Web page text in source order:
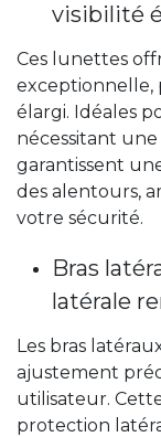
visibilité
Ces lunettes
exceptionnelle,
élargi. Idéales
nécessitant
garantissent
des alentours,
votre sécurité.
Bras
latérale
Les bras
ajustement
utilisateur.
protection